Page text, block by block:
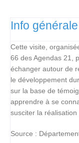
Info générale
Cette visite,
66 des Agendas 21,
échanger autour de
le développement
sur la base de
apprendre à se
susciter la réalisation
Source :